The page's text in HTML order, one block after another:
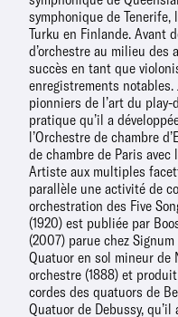
symphonique de
Turku en Finlande. Avant
d’orchestre au milieu des
succès en tant que
enregistrements notables.
pionniers de l’art du
pratique qu’il a
l’Orchestre de chambre
de chambre de Paris avec
Artiste aux multiples
parallèle une activité de
orchestration des Five
(1920) est publiée par
(2007) parue chez
Quatuor en sol mineur de
orchestre (1888) et
cordes des quatuors de
Quatuor de Debussy,